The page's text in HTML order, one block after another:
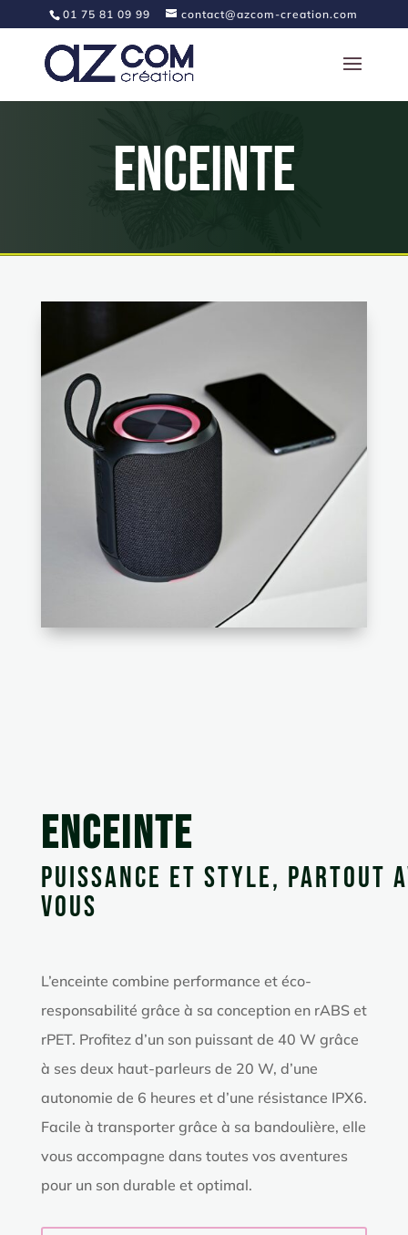
01 75 81 09 99 contact@azcom-creation.com
Enceinte
Enceinte
Puissance et style, partout
vous
L’enceinte combine performance et éco-
responsabilité grâce à sa conception en rABS et
rPET. Profitez d’un son puissant de 40 W grâce
à ses deux haut-parleurs de 20 W, d’une
autonomie de 6 heures et d’une résistance IPX6.
Facile à transporter grâce à sa bandoulière, elle
vous accompagne dans toutes vos aventures
pour un son durable et optimal.